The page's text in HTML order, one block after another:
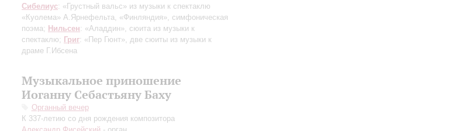
Сибелиус: «Грустный вальс» из музыки к спектаклю
«Куолема» А.Ярнефельта, «Финляндия», симфоническая
поэма; Нильсен: «Аладдин», сюита из музыки к
спектаклю; Григ: «Пер Гюнт», две сюиты из музыки к
драме Г.Ибсена
Музыкальное приношение
Иоганну Себастьяну Баху
Органный вечер
К 337-летию со дня рождения композитора